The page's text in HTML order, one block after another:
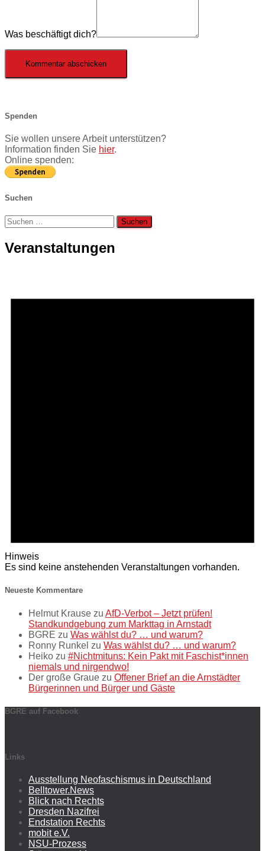
Was beschäftigt dich?
Spenden
Sie wollen unsere Arbeit unterstützen?
Information finden Sie hier.
Online spenden:
Suchen
Suchen
nach:
Veranstaltungen
Hinweis
Es sind keine anstehenden Veranstaltungen vorhanden.
Neueste Kommentare
Helmut Krause zu AfD-Verbot – Jetzt prüfen!
Standkundgebung zum Markttag in Arnstadt
BGRE zu Was wählst du? … und warum?
Ronny Runkel zu Was wählst du? … und warum?
Heiko zu #Nichtmituns: Kein Pakt mit Faschist*innen
niemals und nirgendwo!
Der große Graue zu Offener Brief an die Arnstädter
Bürgerinnen und Bürger und Gäste
BGRE auf Facebook
Links
Ausstellung Neofaschismus in Deutschland
Belltower.News
Blick nach Rechts
Dresden Nazifrei
Endstation Rechts
mobit e.V.
NSU-Prozess